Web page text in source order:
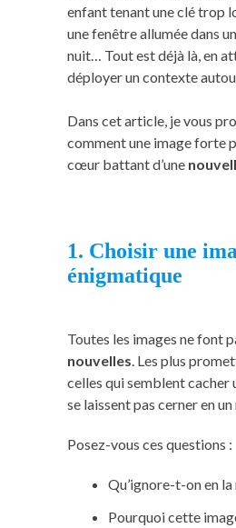
enfant tenant une clé trop
une fenêtre allumée dans
nuit… Tout est déjà là, en
déployer un contexte
Dans cet article, je vous
comment une image forte
cœur battant d’une
1. Choisir une
énigmatique
Toutes les images ne font
nouvelles . Les plus
celles qui semblent cacher
se laissent pas cerner en un
Posez-vous ces questions :
Qu’ignore-t-on en
Pourquoi cette